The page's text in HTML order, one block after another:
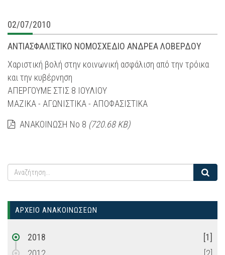
02/07/2010
ΑΝΤΙΑΣΦΑΛΙΣΤΙΚΟ ΝΟΜΟΣΧΕΔΙΟ ΑΝΔΡΕΑ ΛΟΒΕΡΔΟΥ
Χαριστική βολή στην κοινωνική ασφάλιση από την τρόικα
και την κυβέρνηση
ΑΠΕΡΓΟΥΜΕ ΣΤΙΣ 8 ΙΟΥΛΙΟΥ
ΜΑΖΙΚΑ - ΑΓΩΝΙΣΤΙΚΑ - ΑΠΟΦΑΣΙΣΤΙΚΑ
ΑΝΑΚΟΙΝΩΣΗ Νο 8 (720.68 KB)
ΑΡΧΕΙΟ ΑΝΑΚΟΙΝΩΣΕΩΝ
2018
[1]